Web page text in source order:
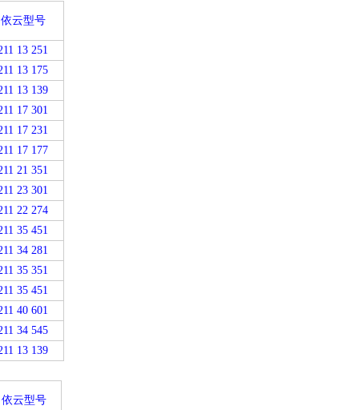
依云型号
13 251
13 175
13 139
17 301
17 231
17 177
21 351
11 23 301
22 274
35 451
34 281
35 351
35 451
40 601
34 545
13 139
依云型号